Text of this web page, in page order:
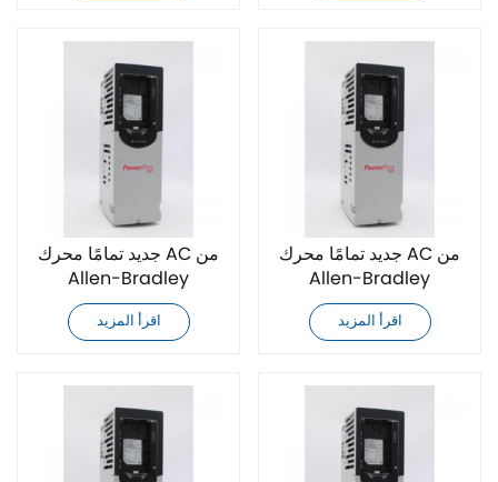
جديد تمامًا محرك AC من
Allen-Bradley
20F1ANF046JA0NNNNN
اقرأ المزيد
جديد تمامًا محرك AC من
Allen-Bradley
20F1ANF046JN0NNNNN
اقرأ المزيد